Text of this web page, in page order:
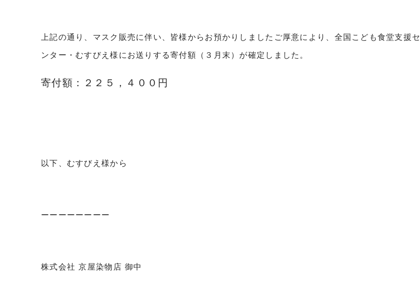
上記の通り、マスク販売に伴い、皆様からお預かりしましたご厚意により、全国こども食堂支援セ
ンター・むすびえ様にお送りする寄付額（３月末）が確定しました。
寄付額：２２５，４００円
以下、むすびえ様から
ーーーーーーーー
株式会社 京屋染物店 御中